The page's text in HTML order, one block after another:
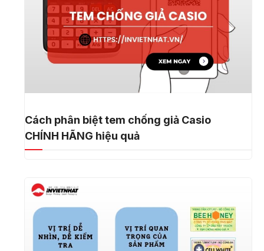
Cách phân biệt tem chống giả Casio
CHÍNH HÃNG hiệu quả